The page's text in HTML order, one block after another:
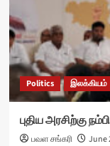
Politics இலக்கியம்
புதிய அரசிற்கு
பவள சங்கரி June